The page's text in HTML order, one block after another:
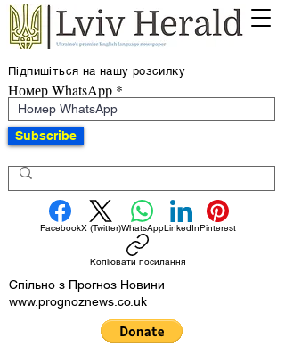
Підпишіться на нашу розсилку
Номер WhatsApp
Subscribe
FacebookX (Twitter)WhatsAppLinkedInPinterest
Копіювати посилання
Спільно з Прогноз Новини
www.prognoznews.co.uk